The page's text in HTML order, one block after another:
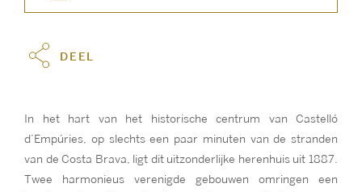
DEEL
In het hart van het historische centrum van Castelló
d’Empúries, op slechts een paar minuten van de stranden
van de Costa Brava, ligt dit uitzonderlijke herenhuis uit 1887.
Twee harmonieus verenigde gebouwen omringen een